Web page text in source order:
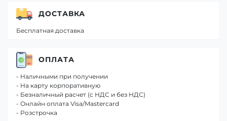
ДОСТАВКА
Бесплатная доставка
ОПЛАТА
- Наличными при получении
- На карту корпоративную
- Безналичный расчет (с НДС и без НДС)
- Онлайн оплата Visa/Mastercard
- Розстрочка